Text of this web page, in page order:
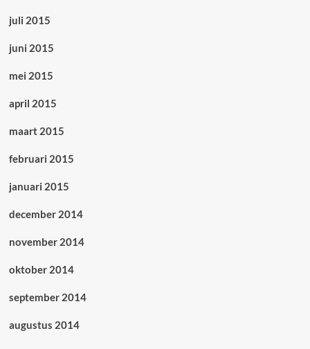
juli 2015
juni 2015
mei 2015
april 2015
maart 2015
februari 2015
januari 2015
december 2014
november 2014
oktober 2014
september 2014
augustus 2014